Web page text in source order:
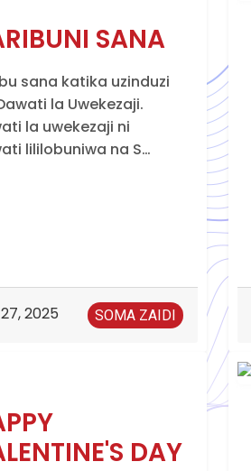
SANA
sana katika uzinduzi
la Uwekezaji.
la uwekezaji ni
lililobuniwa na S…
2025 SOMA ZAIDI
DAY